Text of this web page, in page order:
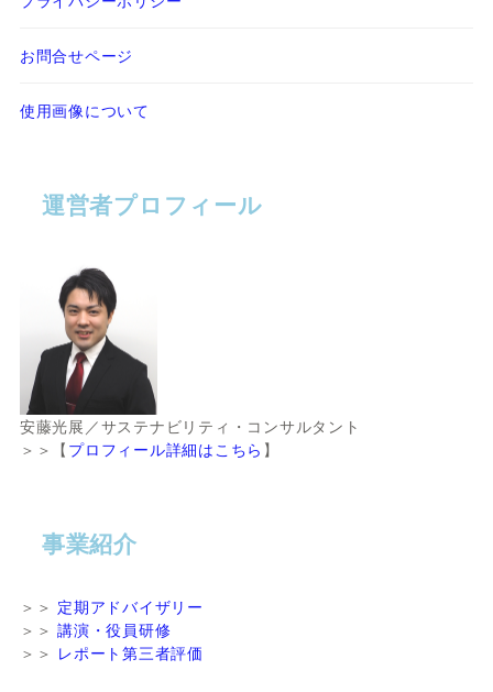
お問合せページ
使用画像について
運営者プロフィール
安藤光展／サステナビリティ・コンサルタント
＞＞【 プロフィール詳細はこちら 】
事業紹介
＞＞ 定期アドバイザリー
＞＞講演・役員研修
＞＞ レポート第三者評価